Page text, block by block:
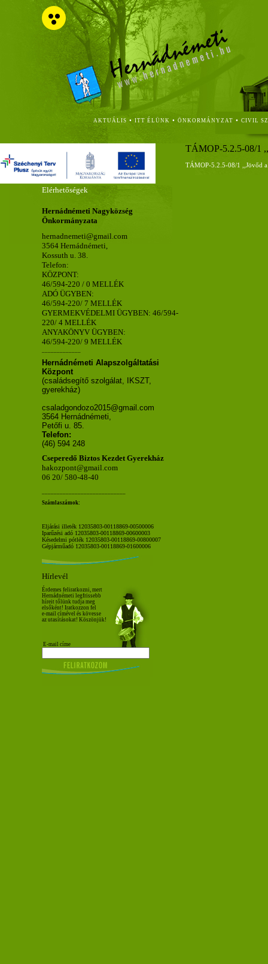
AKTUÁLIS • ITT ÉLÜNK • ÖNKORMÁNYZAT • CIVIL
Elérhetőségek
Hernádnémeti Nagyközség
Önkormányzata
hernadnemeti@gmail.com
3564 Hernádnémeti,
Kossuth u. 38.
Telefon:
KÖZPONT:
46/594-220 / 0 MELLÉK
ADÓ ÜGYBEN:
46/594-220/ 7 MELLÉK
GYERMEKVÉDELMI ÜGYBEN: 46/594-
220/ 4 MELLÉK
ANYAKÖNYV ÜGYBEN:
46/594-220/ 9 MELLÉK
Hernádnémeti Alapszolgáltatási
Központ
(családsegítő szolgálat, IKSZT,
gyerekház)
csaladgondozo2015@gmail.com
3564 Hernádnémeti,
Petőfi u. 85.
Telefon:
(46) 594 248
Cseperedő Biztos Kezdet Gyerekház
hakozpont@gmail.com
06 20/ 580-48-40
Számlaszámok:
Eljárási illeték 12035803-00118869-00500006
Iparűzési adó 12035803-00118869-00600003
Késedelmi pótlék 12035803-00118869-00800007
Gépjárműadó 12035803-00118869-01600006
Hírlevél
Érdemes feliratkozni, mert
Hernádnémeti legfrissebb
híreit tőlünk tudja meg
elsőként! Iratkozzon fel
e-mail címével és kövesse
az utasításokat! Köszönjük!
E-mail címe
TÁMOP-5.2.5-08/1
TÁMOP-5.2.5-08/1 ,,Jövőd a